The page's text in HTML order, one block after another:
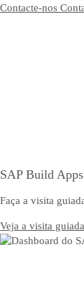
Contacte-nos
SAP Build Apps
Faça a visita
Veja a visita